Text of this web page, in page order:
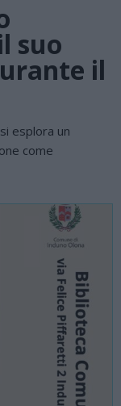
suo
il
esplora un
come